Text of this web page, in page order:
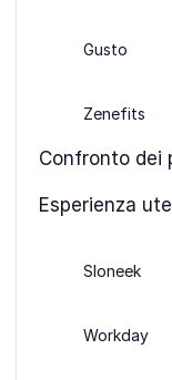
Gusto
Zenefits
Confronto dei
Esperienza
Sloneek
Workday